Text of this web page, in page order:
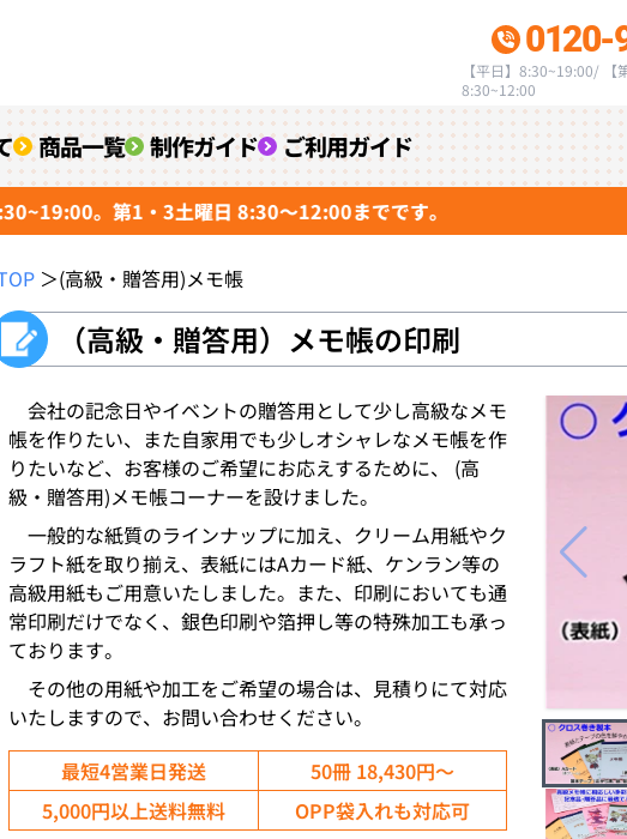
0120-
【平日】8:30~19:00/ 【
8:30~12:00
商品一覧 制作ガイド ご利用ガイド
。第1・3土曜日 8:30～12:00までです。
＞(高級・贈答用)メモ帳
（高級・贈答用）メモ帳の印刷
会社の記念日やイベントの贈答用として少し高級なメモ
帳を作りたい、また自家用でも少しオシャレなメモ帳を作
りたいなど、お客様のご希望にお応えするために、 (高
級・贈答用)メモ帳コーナーを設けました。
一般的な紙質のラインナップに加え、クリーム用紙やク
ラフト紙を取り揃え、表紙にはAカード紙、ケンラン等の
高級用紙もご用意いたしました。また、印刷においても通
常印刷だけでなく、銀色印刷や箔押し等の特殊加工も承っ
ております。
その他の用紙や加工をご希望の場合は、見積りにて対応
いたしますので、お問い合わせください。
最短4営業日発送
50冊 18,430円～
5,000円以上送料無料
OPP袋入れも対応可